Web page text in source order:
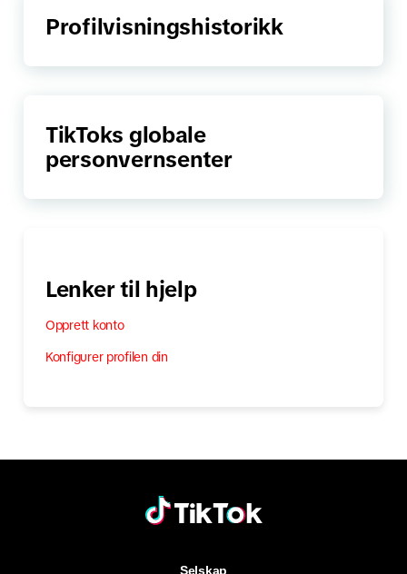
Profilvisningshistorikk
TikToks globale
personvernsenter
Lenker til hjelp
Opprett konto
Konfigurer profilen din
Selskap